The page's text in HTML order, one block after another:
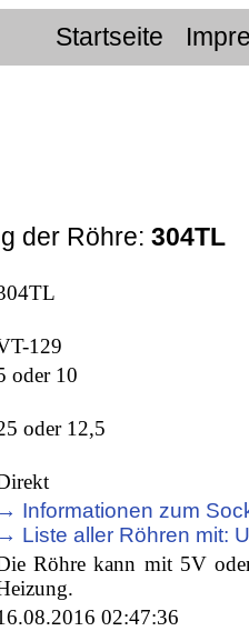
Startseite
der Röhre:304TL
129
oder 10
oder 12,5
→ Informationen zum
→ Liste aller Röhren mit:
Röhre kann mit 5V
02:47:36